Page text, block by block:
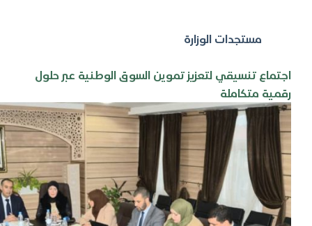
مستجدات الوزارة
اجتماع تنسيقي لتعزيز تموين السوق الوطنية عبر حلول
رقمية متكاملة